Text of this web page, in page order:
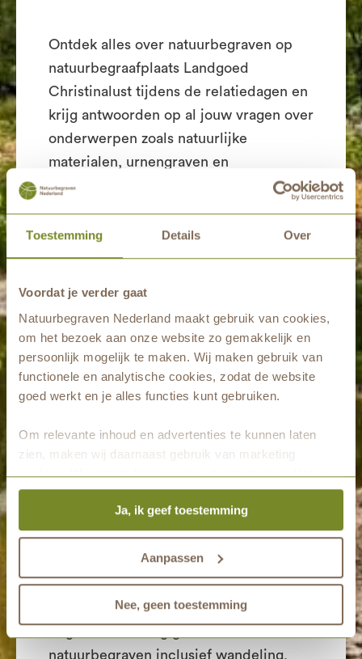
Toestemming Details Over
Voordat je verder gaat
Natuurbegraven Nederland maakt gebruik van cookies,
om het bezoek aan onze website zo gemakkelijk en
persoonlijk mogelijk te maken. Wij maken gebruik van
functionele en analytische cookies, zodat de website
goed werkt en je alles functies kunt gebruiken.
Om relevante inhoud en advertenties te kunnen laten
zien, maken wij daarnaast gebruik van marketing
cookies. Wij vragen hiervoor jouw toestemming. Het is
altijd mogelijk om je toestemming te veranderen. Alle
marketingprestaties worden geanalyseerd, zodat we
onze gasten nog beter kunnen helpen. Wil je meer weten
over het gebruik van cookies? Bekijk dan de andere
Ja, ik geef toestemming
Aanpassen
Nee, geen toestemming
Ontdek alles over natuurbegraven op
natuurbegraafplaats Landgoed
Christinalust tijdens de relatiedagen en
krijg antwoorden op al jouw vragen over
onderwerpen zoals natuurlijke
materialen, urnengraven en
eeuwigdurende grafrust.
We hebben 3 middagen, waarbij we
graag uitleg geven over
het teken staan van een andere
activiteit.
Dinsdag 16 aprilwaarbij LOOP een
uitgebreide presentatie komt geven
activiteit is vol, inschrijven is niet meer
Woensdag 17 aprilwaarbij Wikkelgoed
een workshop wade vouwen komt
Vrijdag 19 aprilwaarbij we een
natuurbegraven inclusief wandeling.